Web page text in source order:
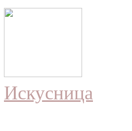
Искусница